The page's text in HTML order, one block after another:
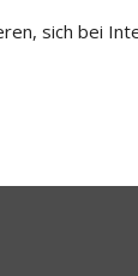
sich bei